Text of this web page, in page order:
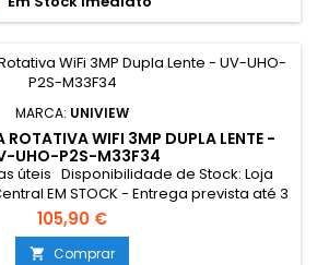
MARCA: UNIVIEW
ROTATIVA WIFI 3MP DUPLA LENTE -
UHO-P2S-M33F34
úteis Disponibilidade de Stock: Loja
EM STOCK - Entrega prevista até 3
- Rua António Fernandes Ferreira
- Por encomenda - chegada até 2 dias
úteis
105,90 €
 Comprar